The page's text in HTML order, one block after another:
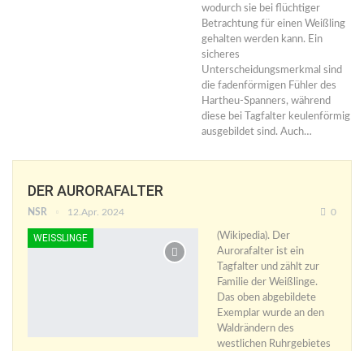
wodurch sie bei flüchtiger
Betrachtung für einen Weißling
gehalten werden kann. Ein
sicheres
Unterscheidungsmerkmal sind
die fadenförmigen Fühler des
Hartheu-Spanners, während
diese bei Tagfalter keulenförmig
ausgebildet sind. Auch…
DER AURORAFALTER
NSR 12.Apr. 2024 0
WEISSLINGE
(Wikipedia). Der
Aurorafalter ist ein
Tagfalter und zählt zur
Familie der Weißlinge.
Das oben abgebildete
Exemplar wurde an den
Waldrändern des
westlichen Ruhrgebietes